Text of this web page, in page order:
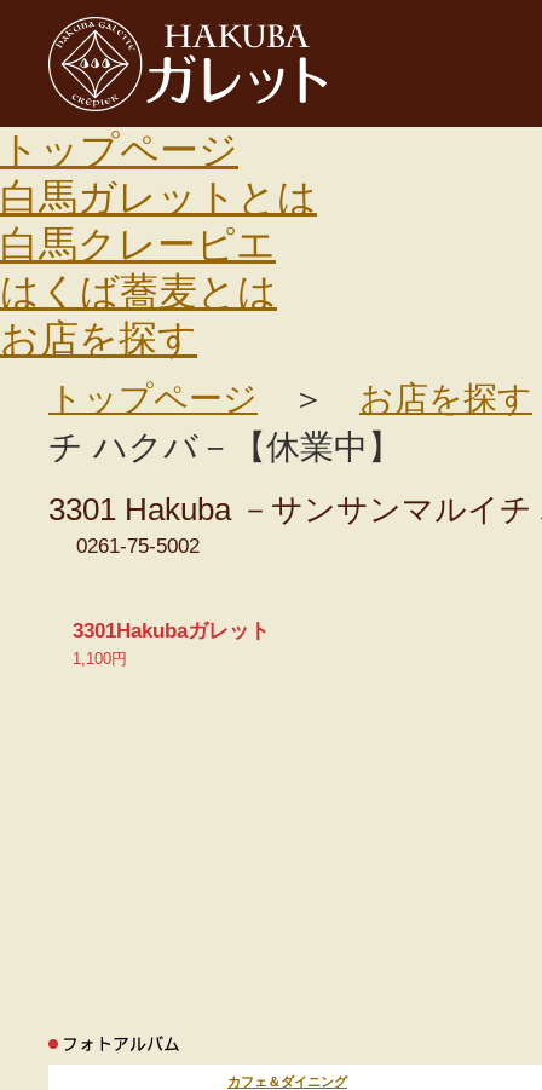
HAKUBAガレット
トップページ
白馬ガレットとは
白馬クレーピエ
はくば蕎麦とは
お店を探す
トップページ ＞ お店を探す
チ ハクバ－【休業中】
3301 Hakuba －サンサンマルイ
0261-75-5002
3301Hakubaガレット
1,100円
カフェ＆ダイニング